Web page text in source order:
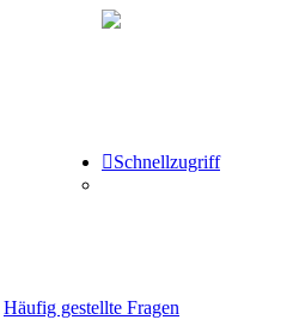
Schnellzugriff
Häufig gestellte Fragen